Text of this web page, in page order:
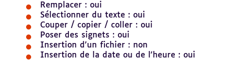
Remplacer : oui
Sélectionner du texte : oui
Couper / copier / coller : oui
Poser des signets : oui
Insertion d’un fichier : non
Insertion de la date ou de l'heure : oui